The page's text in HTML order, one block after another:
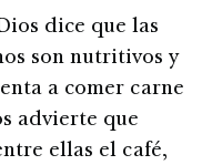
dice que las
son nutritivos y
a comer carne
advierte que
ellas el café,